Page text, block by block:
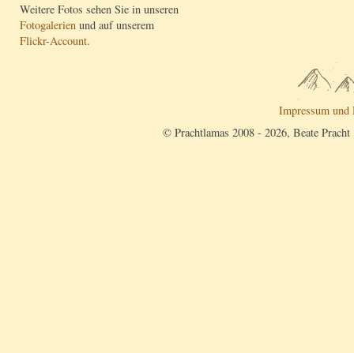
Weitere Fotos sehen Sie in unseren
Fotogalerien und auf unserem
Flickr-Account.
Impressum und
© Prachtlamas 2008 - 2026, Beate Pracht